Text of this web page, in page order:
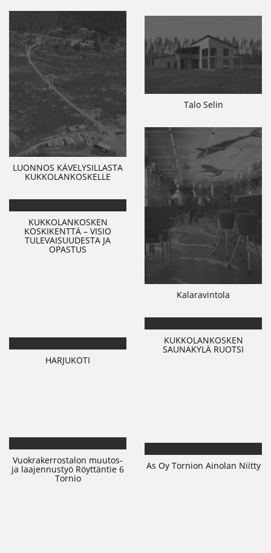
LUONNOS KÄVELYSILLASTA
KUKKOLANKOSKELLE
Talo Selin
Kalaravintola
KUKKOLANKOSKEN
KOSKIKENTTÄ – VISIO
TULEVAISUUDESTA JA
OPASTUS
KUKKOLANKOSKEN
SAUNAKYLÄ RUOTSI
HARJUKOTI
Vuokrakerrostalon muutos-
ja laajennustyö Röyttäntie 6
Tornio
As Oy Tornion Ainolan Niitty